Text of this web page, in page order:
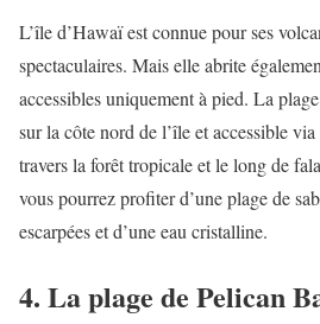
L’île d’Hawaï est connue pour ses
spectaculaires. Mais elle abrite
accessibles uniquement à pied. La
sur la côte nord de l’île et accessible
travers la forêt tropicale et le long de
vous pourrez profiter d’une plage de
escarpées et d’une eau cristalline.
4. La plage de Pelican